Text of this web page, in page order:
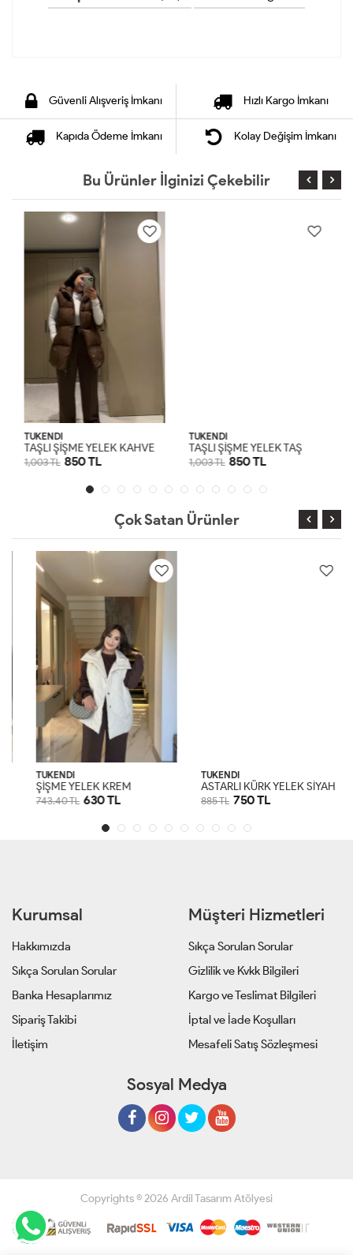
Güvenli Alışveriş İmkanı Hızlı Kargo İmkanı
Kapıda Ödeme İmkanı Kolay Değişim İmkanı
Bu Ürünler İlginizi Çekebilir
SM LXL
TÜKENDİ
1,003 TL 850 TL
SM LXL
TÜKENDİ
TAŞLI ŞİŞME YELEK TAŞ
1,003 TL 850 TL
Çok Satan Ürünler
L XL
TÜKENDİ
ŞİŞME YELEK KREM
743.40 TL 630 TL
S M
TÜKENDİ
ASTARLI KÜRK YELEK SİYAH
885 TL 750 TL
Kurumsal
Hakkımızda
Sıkça Sorulan Sorular
Banka Hesaplarımız
Sipariş Takibi
İletişim
Müşteri Hizmetleri
Sıkça Sorulan Sorular
Gizlilik ve Kvkk Bilgileri
Kargo ve Teslimat Bilgileri
İptal ve İade Koşulları
Mesafeli Satış Sözleşmesi
Sosyal Medya
Copyrights © 2026 Ardil Tasarım Atölyesi